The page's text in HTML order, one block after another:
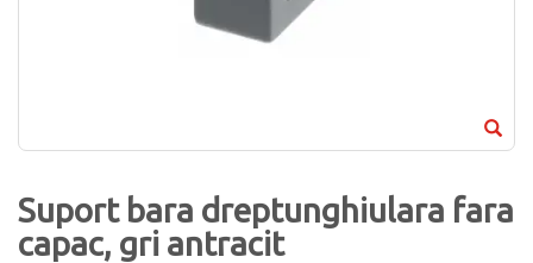
Suport bara dreptunghiulara fara
capac, gri antracit